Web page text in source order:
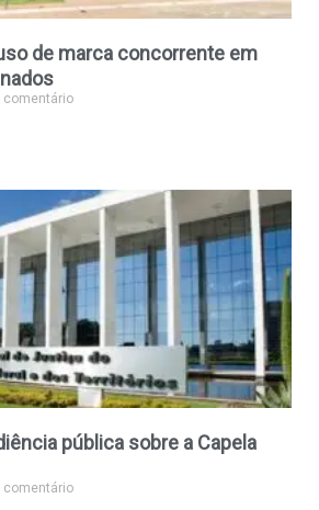
de marca concorrente em
comentário
pública sobre a Capela
comentário